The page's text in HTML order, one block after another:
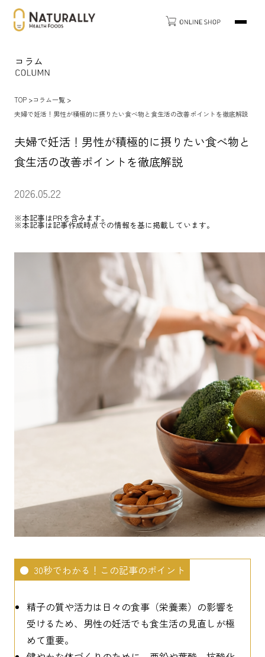
コラム
TOP
コラム一覧
夫婦で妊活！男性が積極的に摂りたい食べ物と食生活の改善ポイントを徹底解説
夫婦で妊活！男性が積極的に摂りたい食べ物と
食生活の改善ポイントを徹底解説
2026.05.22
※本記事はPRを含みます。
※本記事は記事作成時点での情報を基に掲載しています。
30秒でわかる！この記事のポイント
精子の質や活力は日々の食事（栄養素）の影響を
受けるため、男性の妊活でも食生活の見直しが極
めて重要。